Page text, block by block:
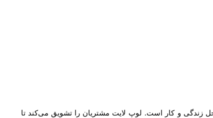
زندگی و کار است. لوپ لایت مشتریان را تشویق می‌کند تا